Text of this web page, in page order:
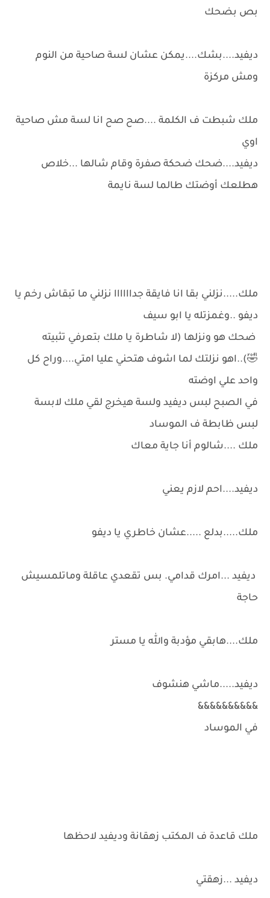
بص بضحك
ديفيد....بشك....يمكن عشان لسة صاحية من النوم
ومش مركزة
ملك شبطت ف الكلمة ....صح صح انا لسة مش صاحية
اوي
ديفيد....ضحك ضحكة صفرة وقام شالها ...خلاص
هطلعك أوضتك طالما لسة نايمة
ملك.....نزلني بقا انا فايقة جداااااا نزلني ما تبقاش رخم يا
ديفو ..وغمزتله يا ابو سيف
ضحك هو ونزلها (لا شاطرة يا ملك بتعرفي تثبيته
🤣)..اهو نزلتك لما اشوف هتحني عليا امتي....وراح كل
واحد علي اوضته
في الصبح لبس ديفيد ولسة هيخرج لقي ملك لابسة
لبس ظابطة ف الموساد
ملك ....شالوم أنا جاية معاك
ديفيد....احم لازم يعني
ملك.....بدلع .....عشان خاطري يا ديفو
ديفيد ...امرك قدامي. بس تقعدي عاقلة وماتلمسيش
حاجة
ملك....هابقي مؤدبة والله يا مستر
ديفيد.....ماشي هنشوف
&&&&&&&&&&
في الموساد
ملك قاعدة ف المكتب زهقانة وديفيد لاحظها
ديفيد ...زهقتي